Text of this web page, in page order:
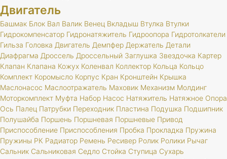
Двигатель
Башмак Блок Вал Валик Венец Вкладыш Втулка Втулки
Гидрокомпенсатор Гидронатяжитель Гидроопора Гидротолкатели
Гильза Головка Двигатель Демпфер Держатель Детали
Диафрагма Дроссель Дроссельный Заглушка Звездочка Картер
Клапан Клапана Кожух Коленвал Коллектор Кольца Кольцо
Комплект Коромысло Корпус Кран Кронштейн Крышка
Маслонасос Маслоотражатель Маховик Механизм Молдинг
Моторкомплект Муфта Набор Насос Натяжитель Натяжное Опора
Ось Палец Патрубки Переходник Пластина Подушка Подшипник
Полушайба Поршень Поршневая Поршневые Привод
Приспособление Приспособления Пробка Прокладка Пружина
Пружины РК Радиатор Ремень Ресивер Ролик Ролики Рычаг
Сальник Сальниковая Седло Стойка Ступица Сухарь